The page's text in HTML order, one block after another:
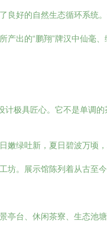
良好的自然生态循环系统
出的“鹏翔”牌汉中仙毫
极具匠心。它不是单调
嫩绿吐新，夏日碧波万顷
坊。展示馆陈列着从古
亭台、休闲茶寮、生态